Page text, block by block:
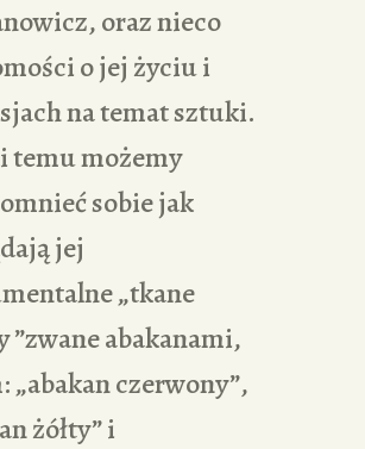
oraz nieco
o jej życiu i
na temat sztuki.
temu możemy
sobie jak
jej
„tkane
”zwane abakanami,
„abakan czerwony”,
żółty” i